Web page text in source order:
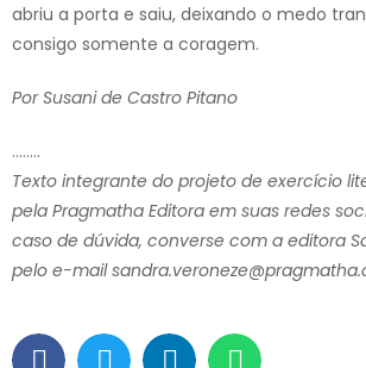
abriu a porta e saiu, deixando o medo
consigo somente a coragem.
PorSusani de Castro Pitano
……..
Texto integrante do projeto de exercício
pela Pragmatha Editora em suas redes
caso de dúvida, converse com a editora
pelo e-mail